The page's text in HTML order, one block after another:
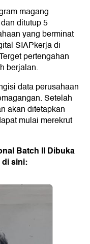
magang
ditutup 5
yang berminat
SIAPkerja di
pertengahan
berjalan.
data perusahaan
Setelah
akan ditetapkan
mulai merekrut
Batch II Dibuka
di sini: